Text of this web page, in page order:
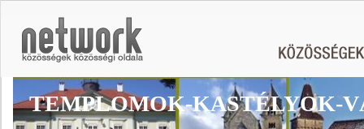
TEMPLOMOK-KASTÉLYOK-